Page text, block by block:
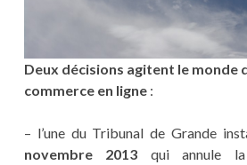
Deux décisions agitent le monde
commerce en ligne :
– l’une du Tribunal de Grande
novembre 2013 qui annule